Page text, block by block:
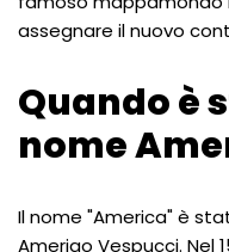
assegnare il nuovo
Quando è
nome
Il nome "America" è
Amerigo Vespucci. Nel